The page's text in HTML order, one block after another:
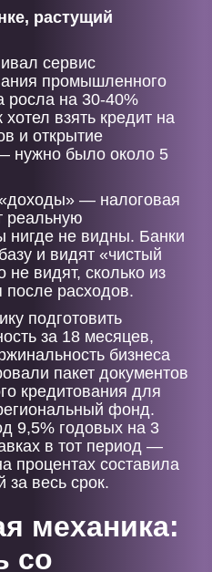
растущий
сервис
промышленного
росла на 30-40%
взять кредит на
и открытие
нужно было около 5
— налоговая
реальную
нигде не видны. Банки
и видят «чистый
видят, сколько из
после расходов.
подготовить
за 18 месяцев,
бизнеса
пакет документов
кредитования для
фонд.
9,5% годовых на 3
в тот период —
процентах составила
за весь срок.
механика:
со